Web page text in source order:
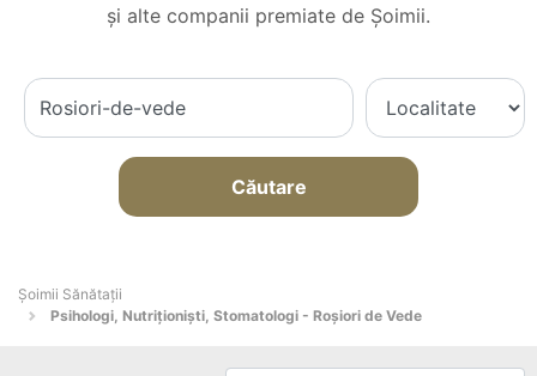
și alte companii premiate de Șoimii.
Căutare
Şoimii Sănătații
Psihologi, Nutriționiști, Stomatologi - Roşiori de Vede